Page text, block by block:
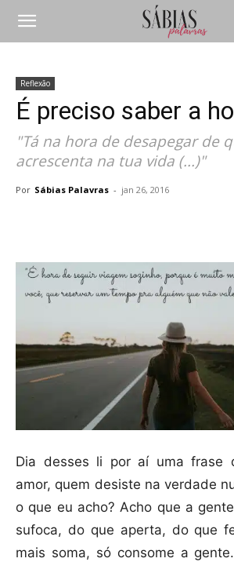
Reflexão
É preciso saber a
"Tá na hora de desapegar de
acrescenta na tua vida (...)"
Por Sábias Palavras - jan 26, 2016
Dia desses li por aí uma frase
amor, quem desiste na verdade
o que eu acho? Acho que a
sufoca, do que aperta, do que
mais soma, só consome a